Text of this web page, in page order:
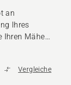
an
Ihres
Ihren Mäher
Vergleiche